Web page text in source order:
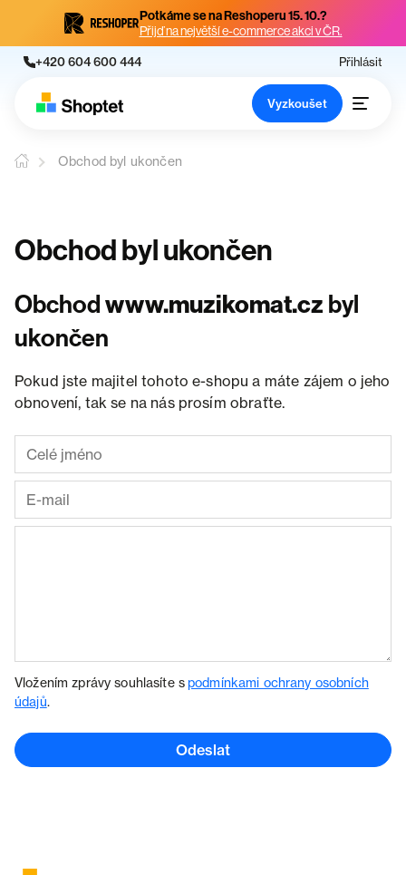
Potkáme se na Reshoperu 15. 10.?
Přijď na největší e-commerce akci v ČR.
+420 604 600 444 Přihlásit
Vyzkoušet
Obchod byl ukončen
Obchod byl ukončen
Obchodwww.muzikomat.cz byl
ukončen
Pokud jste majitel tohoto e-shopu a máte zájem o jeho
obnovení, tak se na nás prosím obraťte.
Vložením zprávy souhlasíte spodmínkami ochrany osobních
údajů.
Odeslat